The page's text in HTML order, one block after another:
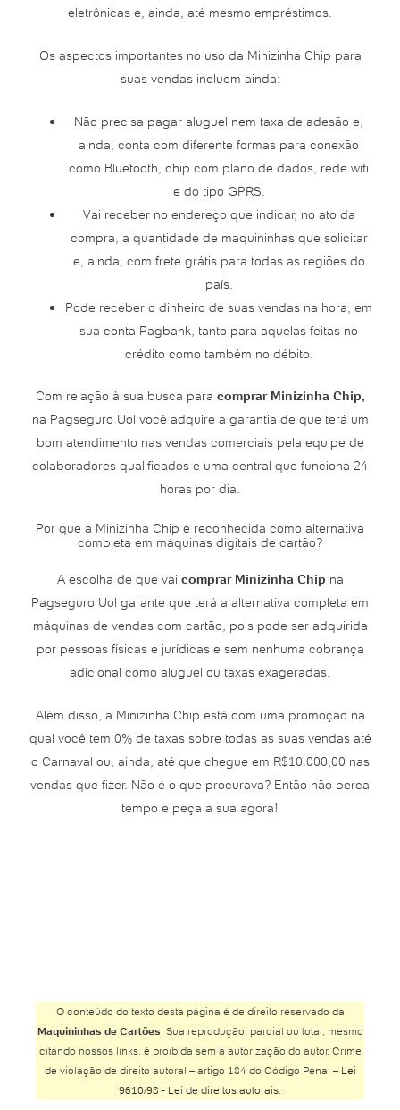
eletrônicas e, ainda, até mesmo empréstimos.
Os aspectos importantes no uso da Minizinha Chip para
suas vendas incluem ainda:
Não precisa pagar aluguel nem taxa de adesão e,
ainda, conta com diferente formas para conexão
como Bluetooth, chip com plano de dados, rede wifi
e do tipo GPRS.
Vai receber no endereço que indicar, no ato da
compra, a quantidade de maquininhas que solicitar
e, ainda, com frete grátis para todas as regiões do
país.
Pode receber o dinheiro de suas vendas na hora, em
sua conta Pagbank, tanto para aquelas feitas no
crédito como também no débito.
Com relação à sua busca para comprar Minizinha Chip,
na Pagseguro Uol você adquire a garantia de que terá um
bom atendimento nas vendas comerciais pela equipe de
colaboradores qualificados e uma central que funciona 24
horas por dia.
Por que a Minizinha Chip é reconhecida como alternativa
completa em máquinas digitais de cartão?
A escolha de que vai comprar Minizinha Chip na
Pagseguro Uol garante que terá a alternativa completa em
máquinas de vendas com cartão, pois pode ser adquirida
por pessoas físicas e jurídicas e sem nenhuma cobrança
adicional como aluguel ou taxas exageradas.
Além disso, a Minizinha Chip está com uma promoção na
qual você tem 0% de taxas sobre todas as suas vendas até
o Carnaval ou, ainda, até que chegue em R$10.000,00 nas
vendas que fizer. Não é o que procurava? Então não perca
tempo e peça a sua agora!
O conteúdo do texto desta página é de direito reservado da
Maquininhas de Cartões . Sua reprodução, parcial ou total, mesmo
citando nossos links, é proibida sem a autorização do autor. Crime
de violação de direito autoral – artigo 184 do Código Penal – Lei
9610/98 - Lei de direitos autorais